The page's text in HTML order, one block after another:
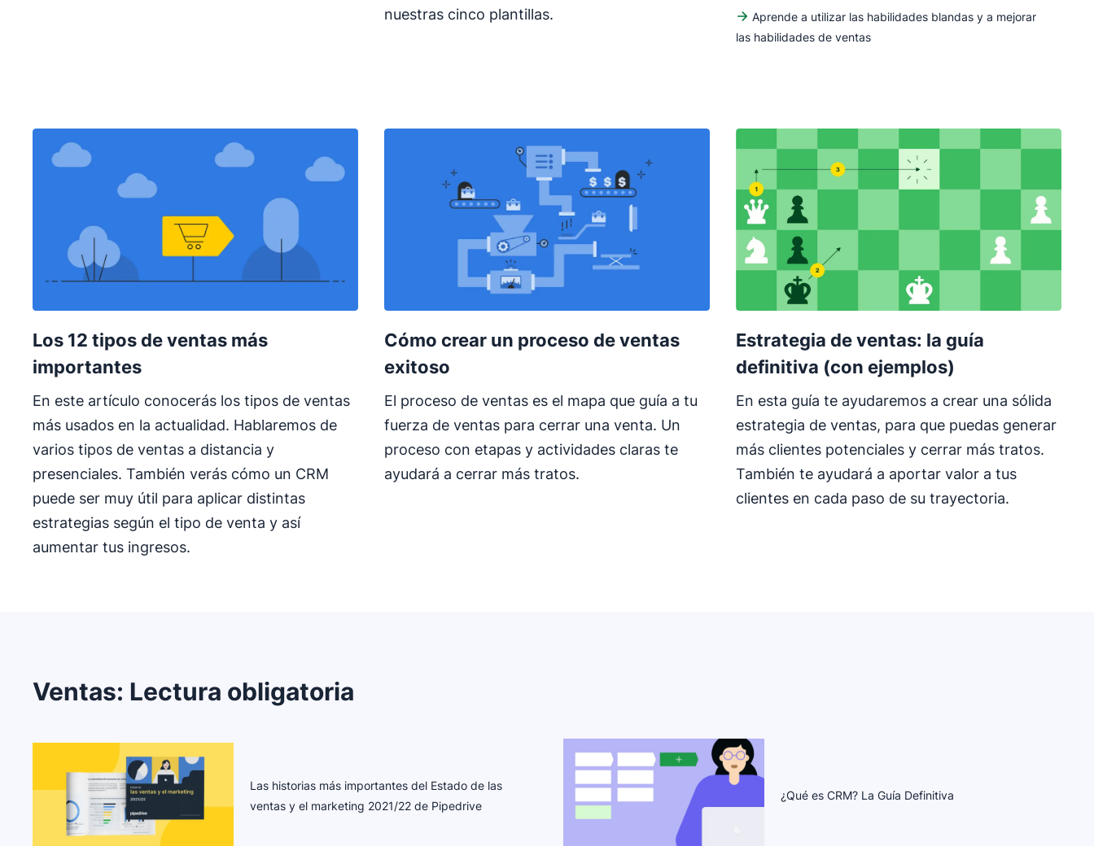
nuestras cinco plantillas.
Aprende a utilizar las habilidades blandas y a mejorar
las habilidades de ventas
Los 12 tipos de ventas más
importantes
En este artículo conocerás los tipos de ventas
más usados en la actualidad. Hablaremos de
varios tipos de ventas a distancia y
presenciales. También verás cómo un CRM
puede ser muy útil para aplicar distintas
estrategias según el tipo de venta y así
aumentar tus ingresos.
Cómo crear un proceso de ventas
exitoso
El proceso de ventas es el mapa que guía a tu
fuerza de ventas para cerrar una venta. Un
proceso con etapas y actividades claras te
ayudará a cerrar más tratos.
Estrategia de ventas: la guía
definitiva (con ejemplos)
En esta guía te ayudaremos a crear una sólida
estrategia de ventas, para que puedas generar
más clientes potenciales y cerrar más tratos.
También te ayudará a aportar valor a tus
clientes en cada paso de su trayectoria.
Ventas: Lectura obligatoria
Las historias más importantes del Estado de las
ventas y el marketing 2021/22 de Pipedrive
¿Qué es CRM? La Guía Definitiva